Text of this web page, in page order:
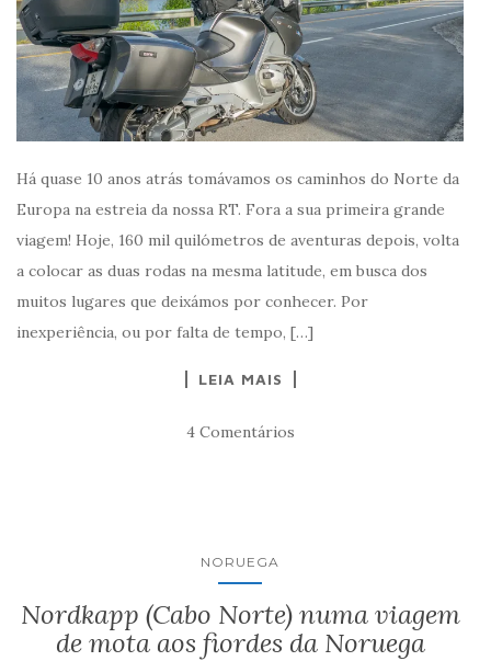
Há quase 10 anos atrás tomávamos os caminhos do Norte da
Europa na estreia da nossa RT. Fora a sua primeira grande
viagem! Hoje, 160 mil quilómetros de aventuras depois, volta
a colocar as duas rodas na mesma latitude, em busca dos
muitos lugares que deixámos por conhecer. Por
inexperiência, ou por falta de tempo, […]
LEIA MAIS
4 Comentários
NORUEGA
Nordkapp (Cabo Norte) numa viagem
de mota aos fiordes da Noruega